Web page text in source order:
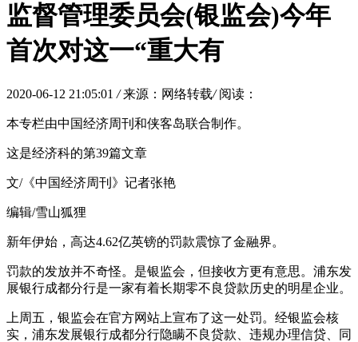
监督管理委员会(银监会)今年
首次对这一“重大有
2020-06-12 21:05:01 / 来源：网络转载/ 阅读：
本专栏由中国经济周刊和侠客岛联合制作。
这是经济科的第39篇文章
文/《中国经济周刊》记者张艳
编辑/雪山狐狸
新年伊始，高达4.62亿英镑的罚款震惊了金融界。
罚款的发放并不奇怪。是银监会，但接收方更有意思。浦东发
展银行成都分行是一家有着长期零不良贷款历史的明星企业。
上周五，银监会在官方网站上宣布了这一处罚。经银监会核
实，浦东发展银行成都分行隐瞒不良贷款、违规办理信贷、同